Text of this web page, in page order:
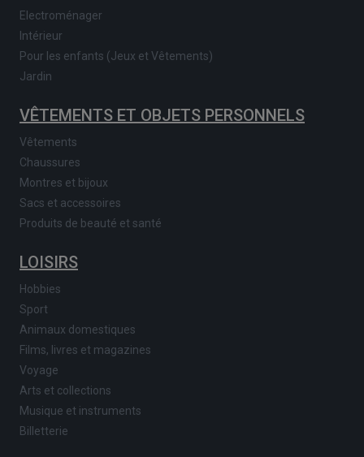
Electroménager
Intérieur
Pour les enfants (Jeux et Vêtements)
Jardin
VÊTEMENTS ET OBJETS PERSONNELS
Vêtements
Chaussures
Montres et bijoux
Sacs et accessoires
Produits de beauté et santé
LOISIRS
Hobbies
Sport
Animaux domestiques
Films, livres et magazines
Voyage
Arts et collections
Musique et instruments
Billetterie